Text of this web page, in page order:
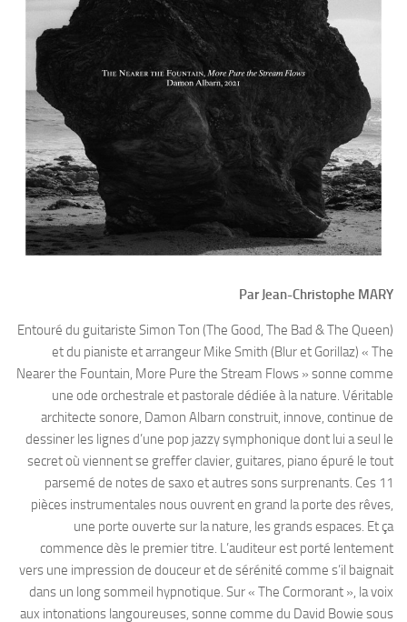
Par Jean-Christophe MARY
Entouré du guitariste Simon Ton (The Good, The Bad & The Queen)
et du pianiste et arrangeur Mike Smith (Blur et Gorillaz) « The
Nearer the Fountain, More Pure the Stream Flows » sonne comme
une ode orchestrale et pastorale dédiée à la nature. Véritable
architecte sonore, Damon Albarn construit, innove, continue de
dessiner les lignes d’une pop jazzy symphonique dont lui a seul le
secret où viennent se greffer clavier, guitares, piano épuré le tout
parsemé de notes de saxo et autres sons surprenants. Ces 11
pièces instrumentales nous ouvrent en grand la porte des rêves,
une porte ouverte sur la nature, les grands espaces. Et ça
commence dès le premier titre. L’auditeur est porté lentement
vers une impression de douceur et de sérénité comme s’il baignait
dans un long sommeil hypnotique. Sur « The Cormorant », la voix
aux intonations langoureuses, sonne comme du David Bowie sous